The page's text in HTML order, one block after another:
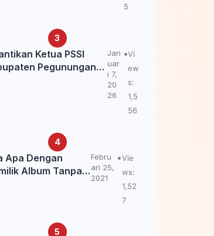
5
Ketua PSSI
Pegunungan
Jan
uar
i 7,
20
26
Vi
ew
s:
1,5
56
Apa Dengan
Album Tanpa
Febru
ari 25,
2021
Vie
ws:
1,52
7